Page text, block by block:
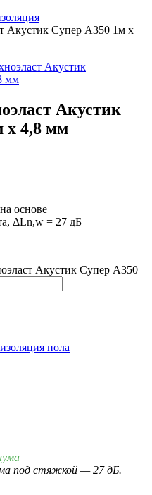
Акустик Супер А350 1м х
Акустик
х 4,8 мм
основе
ΔLn,w = 27 дБ
Акустик Супер А350
пола
под стяжкой — 27 дБ.